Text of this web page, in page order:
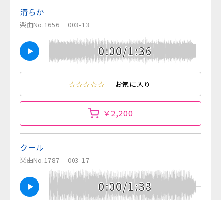
清らか
楽曲No.1656 003-13
0:00/1:36
☆☆☆☆☆ お気に入り
￥2,200
クール
楽曲No.1787 003-17
0:00/1:38